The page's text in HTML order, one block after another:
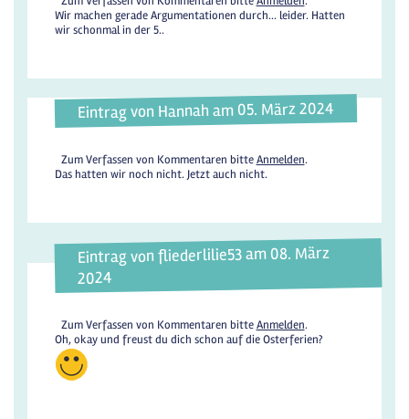
Wir machen gerade Argumentationen durch... leider. Hatten
wir schonmal in der 5..
Eintrag von Hannah am 05. März 2024
Zum Verfassen von Kommentaren bitteAnmelden.
Das hatten wir noch nicht. Jetzt auch nicht.
Eintrag von fliederlilie53 am 08. März
2024
Zum Verfassen von Kommentaren bitteAnmelden.
Oh, okay und freust du dich schon auf die Osterferien?